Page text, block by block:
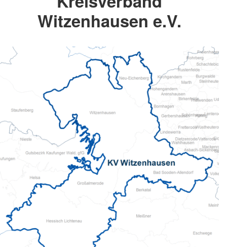
Witzenhausen e.V.